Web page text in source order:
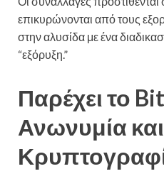
επικυρώνονται από τους
στην αλυσίδα με ένα
“εξόρυξη.”
Παρέχει το
Ανωνυμία και